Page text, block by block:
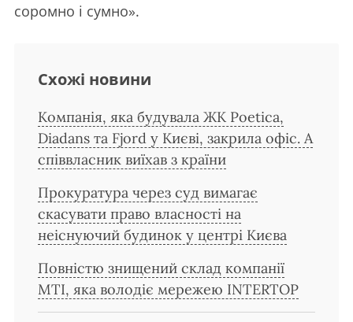
соромно і сумно».
Схожі новини
Компанія, яка будувала ЖК Poetica,
Diadans та Fjord у Києві, закрила офіс. А
співвласник виїхав з країни
Прокуратура через суд вимагає
скасувати право власності на
неіснуючий будинок у центрі Києва
Повністю знищений склад компанії
MTI, яка володіє мережею INTERTOP